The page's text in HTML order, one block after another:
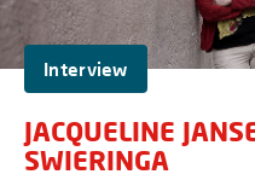
Interview
JACQUELINE
SWIERINGA